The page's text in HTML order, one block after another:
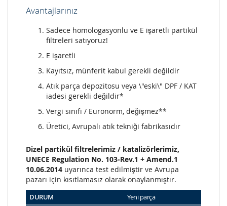
Avantajlarınız
Sadece homologasyonlu ve E işaretli partikül
filtreleri satıyoruz!
E işaretli
Kayıtsız, münferit kabul gerekli değildir
Atık parça depozitosu veya \"eski\" DPF / KAT
iadesi gerekli değildir*
Vergi sınıfı / Euronorm, değişmez**
Üretici, Avrupalı atık tekniği fabrikasıdır
Dizel partikül filtrelerimiz / katalizörlerimiz,
UNECE Regulation No. 103-Rev.1 + Amend.1
10.06.2014 uyarınca test edilmiştir ve Avrupa
pazarı için kısıtlamasız olarak onaylanmıştır.
DURUM Yeni parça